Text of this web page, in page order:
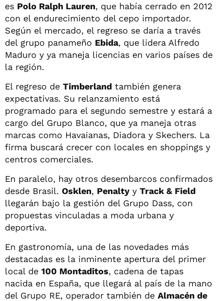
es Polo Ralph Lauren, que había cerrado en 2012
con el endurecimiento del cepo importador.
Según el mercado, el regreso se daría a través
del grupo panameño Ebida, que lidera Alfredo
Maduro y ya maneja licencias en varios países de
la región.
El regreso de Timberland también genera
expectativas. Su relanzamiento está
programado para el segundo semestre y estará a
cargo del Grupo Blanco, que ya maneja otras
marcas como Havaianas, Diadora y Skechers. La
firma buscará crecer con locales en shoppings y
centros comerciales.
En paralelo, hay otros desembarcos confirmados
desde Brasil. Osklen, Penalty y Track & Field
llegarán bajo la gestión del Grupo Dass, con
propuestas vinculadas a moda urbana y
deportiva.
En gastronomía, una de las novedades más
destacadas es la inminente apertura del primer
local de 100 Montaditos, cadena de tapas
nacida en España, que llegará al país de la mano
del Grupo RE, operador también de Almacén de